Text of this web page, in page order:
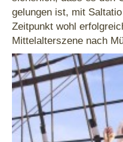
gelungen ist, mit
Zeitpunkt wohl
Mittelalterszene nach